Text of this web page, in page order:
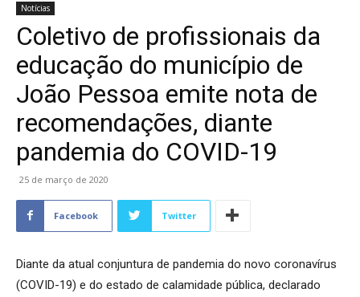
Notícias
Coletivo de profissionais da
educação do município de
João Pessoa emite nota de
recomendações, diante
pandemia do COVID-19
25 de março de 2020
Facebook Twitter
Diante da atual conjuntura de pandemia do novo coronavírus
(COVID-19) e do estado de calamidade pública, declarado